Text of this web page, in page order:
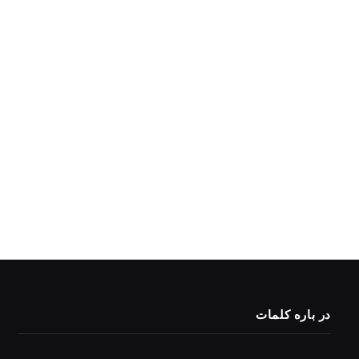
در باره کلمات